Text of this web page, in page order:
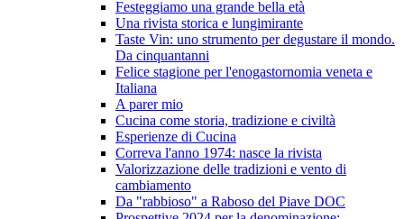
Festeggiamo una grande bella età
Una rivista storica e lungimirante
Taste Vin: uno strumento per degustare il mondo.
Da cinquantanni
Felice stagione per l'enogastornomia veneta e
Italiana
A parer mio
Cucina come storia, tradizione e civiltà
Esperienze di Cucina
Correva l'anno 1974: nasce la rivista
Valorizzazione delle tradizioni e vento di
cambiamento
Da "rabbioso" a Raboso del Piave DOC